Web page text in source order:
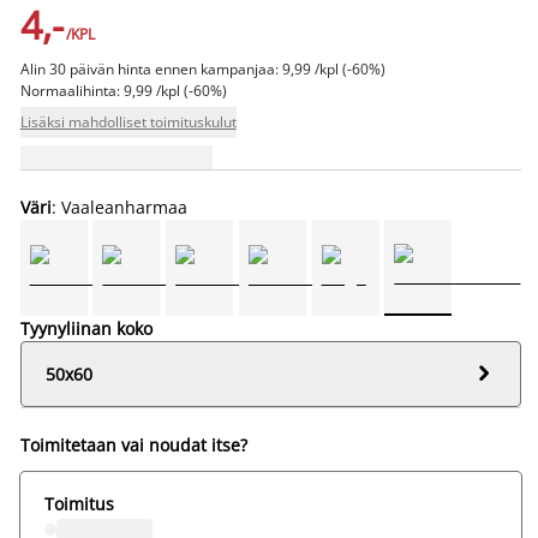
4,-/KPL
Alin 30 päivän hinta ennen kampanjaa: 9,99 /kpl (-60%)
Normaalihinta: 9,99 /kpl (-60%)
Lisäksi mahdolliset toimituskulut
Väri: Vaaleanharmaa
Tyynyliinan koko
50x60

Toimitetaan vai noudat itse?
Toimitus